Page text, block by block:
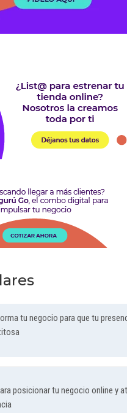
tu negocio para que tu
posicionar tu negocio online y